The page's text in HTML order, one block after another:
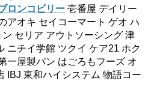
ロンコビリー 壱番屋 デイリー
アオキ セイコーマート ゲオ ハ
セリア アウトソーシング 津
ニチイ学館 ツクイ ケア21 ホク
一屋製パン はごろもフーズ オ
IBJ 東和ハイシステム 物語コー